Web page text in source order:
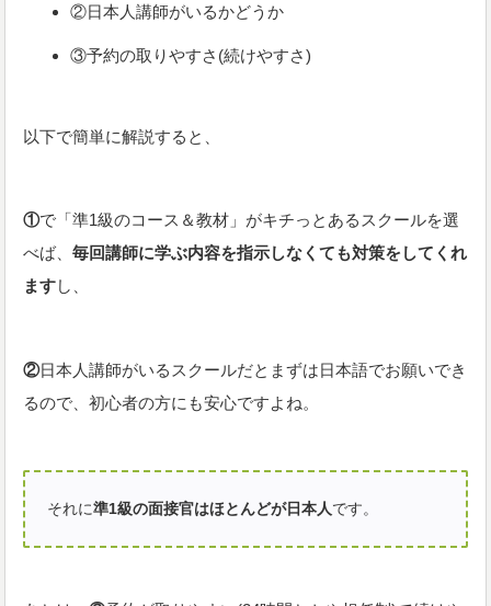
②日本人講師がいるかどうか
③予約の取りやすさ(続けやすさ)
以下で簡単に解説すると、
①で「準1級のコース＆教材」がキチっとあるスクールを選
べば、 毎回講師に学ぶ内容を指示しなくても対策をしてくれ
ますし、
②日本人講師がいるスクールだとまずは日本語でお願いでき
るので、初心者の方にも安心ですよね。
それに準1級の面接官はほとんどが日本人 です。